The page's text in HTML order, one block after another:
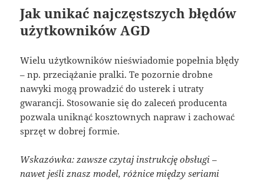
Jak unikać najczęstszych błędów
użytkowników AGD
Wielu użytkowników nieświadomie popełnia błędy
– np. przeciążanie pralki. Te pozornie drobne
nawyki mogą prowadzić do usterek i utraty
gwarancji. Stosowanie się do zaleceń producenta
pozwala uniknąć kosztownych napraw i zachować
sprzęt w dobrej formie.
Wskazówka: zawsze czytaj instrukcję obsługi –
nawet jeśli znasz model, różnice między seriami